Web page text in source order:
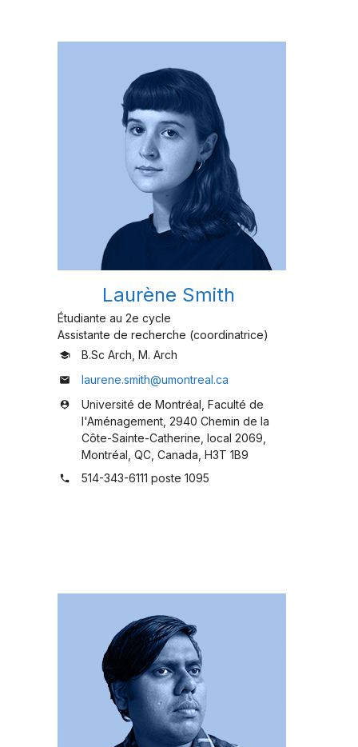
Laurène Smith
Étudiante au 2e cycle
Assistante de recherche (coordinatrice)
school B.Sc Arch, M. Arch
mail laurene.smith@umontreal.ca
person_pin
Université de Montréal, Faculté de
l'Aménagement, 2940 Chemin de la
Côte-Sainte-Catherine, local 2069,
Montréal, QC, Canada, H3T 1B9
phone 514-343-6111 poste 1095